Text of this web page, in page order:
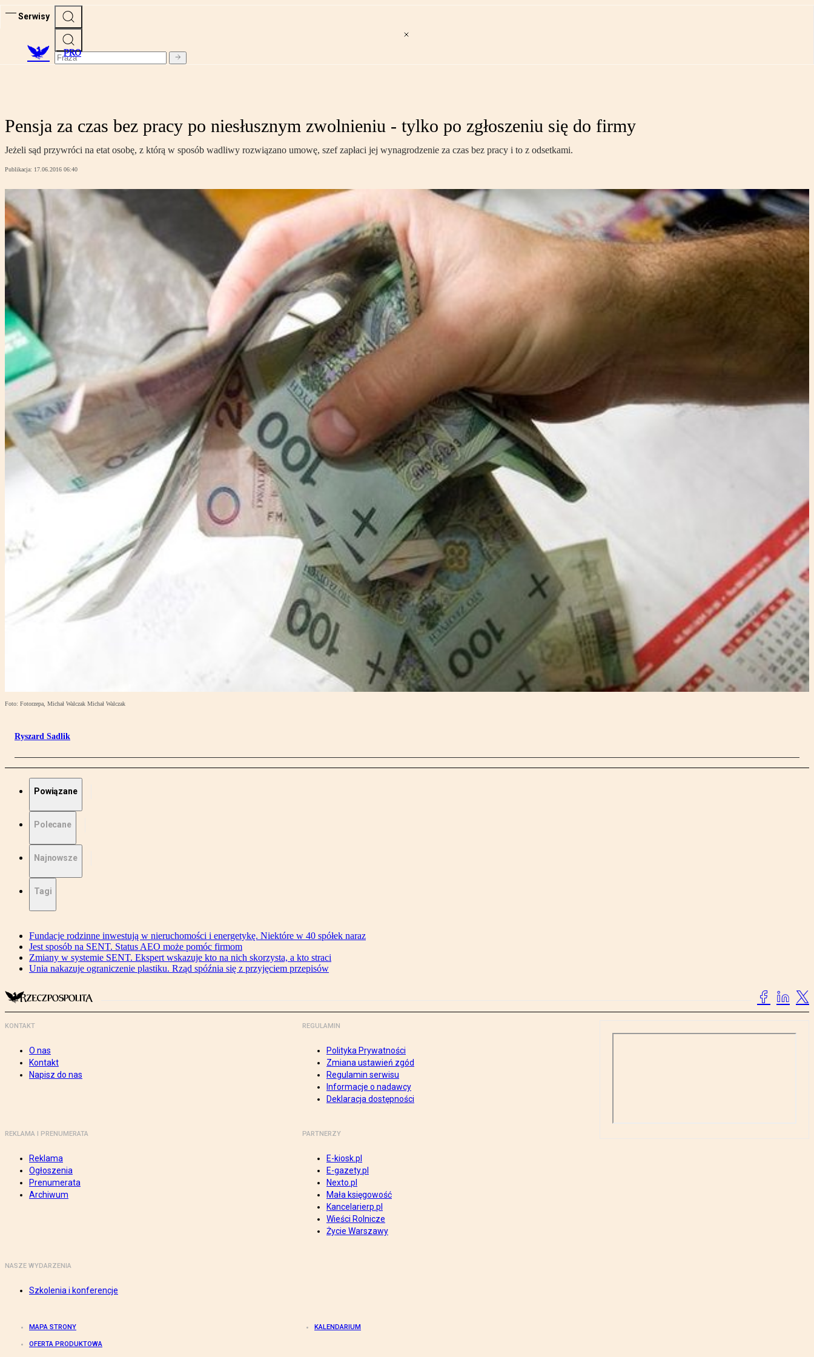
Serwisy
PRO
Pensja za czas bez pracy po niesłusznym zwolnieniu - tylko po zgłoszeniu się do firmy
Jeżeli sąd przywróci na etat osobę, z którą w sposób wadliwy rozwiązano umowę, szef zapłaci jej wynagrodzenie za czas bez pracy i to z odsetkami.
Publikacja: 17.06.2016 06:40
Foto: Fotorzepa, Michał Walczak Michał Walczak
Ryszard Sadlik
Powiązane
Polecane
Najnowsze
Tagi
Fundacje rodzinne inwestują w nieruchomości i energetykę. Niektóre w 40 spółek naraz
Jest sposób na SENT. Status AEO może pomóc firmom
Zmiany w systemie SENT. Ekspert wskazuje kto na nich skorzysta, a kto straci
Unia nakazuje ograniczenie plastiku. Rząd spóźnia się z przyjęciem przepisów
KONTAKT
O nas
Kontakt
Napisz do nas
REGULAMIN
Polityka Prywatności
Zmiana ustawień zgód
Regulamin serwisu
Informacje o nadawcy
Deklaracja dostępności
REKLAMA I PRENUMERATA
Reklama
Ogłoszenia
Prenumerata
Archiwum
PARTNERZY
E-kiosk.pl
E-gazety.pl
Nexto.pl
Mała księgowość
Kancelarierp.pl
Wieści Rolnicze
Życie Warszawy
NASZE WYDARZENIA
Szkolenia i konferencje
MAPA STRONY KALENDARIUM
OFERTA PRODUKTOWA